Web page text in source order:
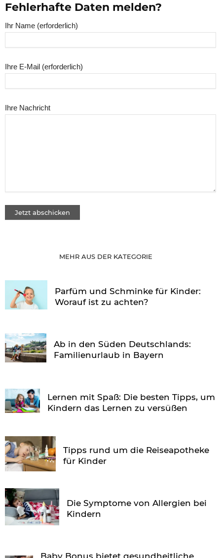
Fehlerhafte Daten melden?
Ihr Name (erforderlich)
Ihre E-Mail (erforderlich)
Ihre Nachricht
MEHR AUS DER KATEGORIE
Parfüm und Schminke für Kinder:
Worauf ist zu achten?
Ab in den Süden Deutschlands:
Familienurlaub in Bayern
Lernen mit Spaß: Die besten Tipps, um
Kindern das Lernen zu versüßen
Tipps rund um die Reiseapotheke
für Kinder
Die Symptome von Allergien bei
Kindern
Baby Bonus bietet gesundheitliche